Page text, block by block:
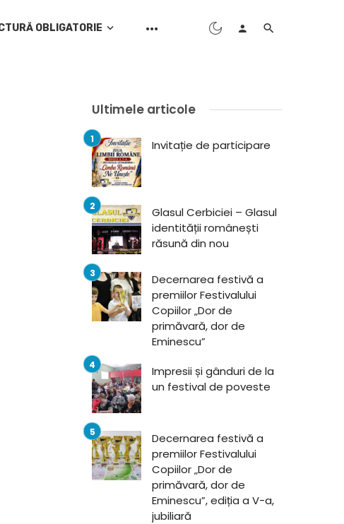
OBLIGATORIE
Ultimele articole
Invitație de participare
Glasul Cerbiciei – Glasul
identității românești
răsună din nou
Decernarea festivă a
premiilor Festivalului
Copiilor „Dor de
primăvară, dor de
Eminescu”
Impresii și gânduri de la
un festival de poveste
Decernarea festivă a
premiilor Festivalului
Copiilor „Dor de
primăvară, dor de
Eminescu”, ediția a V-a,
jubiliară